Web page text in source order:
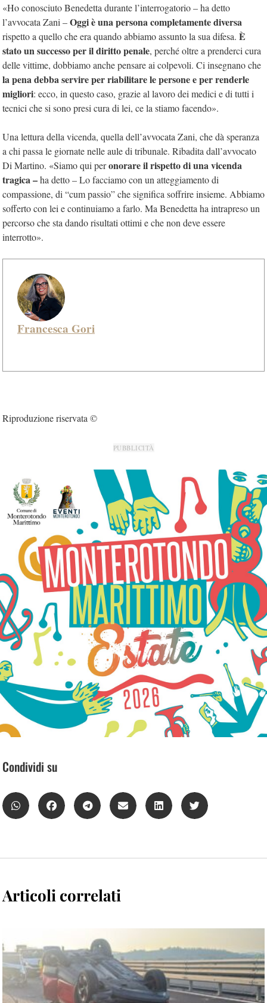
«Ho conosciuto Benedetta durante l’interrogatorio – ha detto
l’avvocata Zani –Oggi è una persona completamente diversa
rispetto a quello che era quando abbiamo assunto la sua difesa. È
stato un successo per il diritto penale, perché oltre a prenderci cura
delle vittime, dobbiamo anche pensare ai colpevoli. Ci insegnano che
la pena debba servire per riabilitare le persone e per renderle
migliori: ecco, in questo caso, grazie al lavoro dei medici e di tutti i
tecnici che si sono presi cura di lei, ce la stiamo facendo».
Una lettura della vicenda, quella dell’avvocata Zani, che dà speranza
a chi passa le giornate nelle aule di tribunale. Ribadita dall’avvocato
Di Martino. «Siamo qui peronorare il rispetto di una vicenda
tragica –ha detto – Lo facciamo con un atteggiamento di
compassione, di “cum passio” che significa soffrire insieme. Abbiamo
sofferto con lei e continuiamo a farlo. Ma Benedetta ha intrapreso un
percorso che sta dando risultati ottimi e che non deve essere
interrotto».
Francesca Gori
Riproduzione riservata ©
PUBBLICITÀ
Condividi su
Articoli correlati